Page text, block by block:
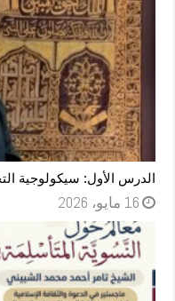
الدرس الأول: سيكولوجية
16 مايو، 2026